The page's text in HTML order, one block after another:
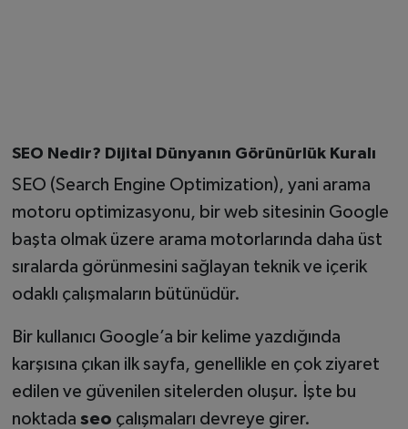
SEO Nedir? Dijital Dünyanın Görünürlük Kuralı
SEO (Search Engine Optimization), yani arama
motoru optimizasyonu, bir web sitesinin Google
başta olmak üzere arama motorlarında daha üst
sıralarda görünmesini sağlayan teknik ve içerik
odaklı çalışmaların bütünüdür.
Bir kullanıcı Google’a bir kelime yazdığında
karşısına çıkan ilk sayfa, genellikle en çok ziyaret
edilen ve güvenilen sitelerden oluşur. İşte bu
noktada seo çalışmaları devreye girer.